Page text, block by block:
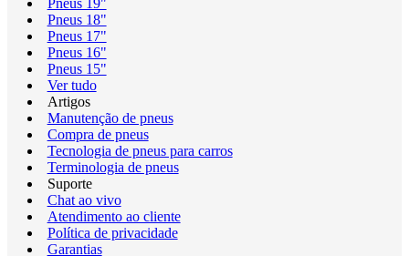
Pneus 18"
Pneus 17"
Pneus 16"
Pneus 15"
Ver tudo
Artigos
Manutenção de pneus
Compra de pneus
Tecnologia de pneus para carros
Terminologia de pneus
Suporte
Chat ao vivo
Atendimento ao cliente
Política de privacidade
Garantias